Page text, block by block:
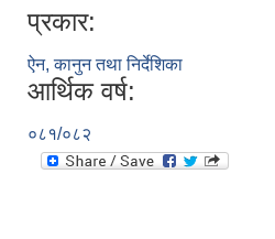
प्रकार:
ऐन, कानुन तथा निर्देशिका
आर्थिक वर्ष:
०८१/०८२